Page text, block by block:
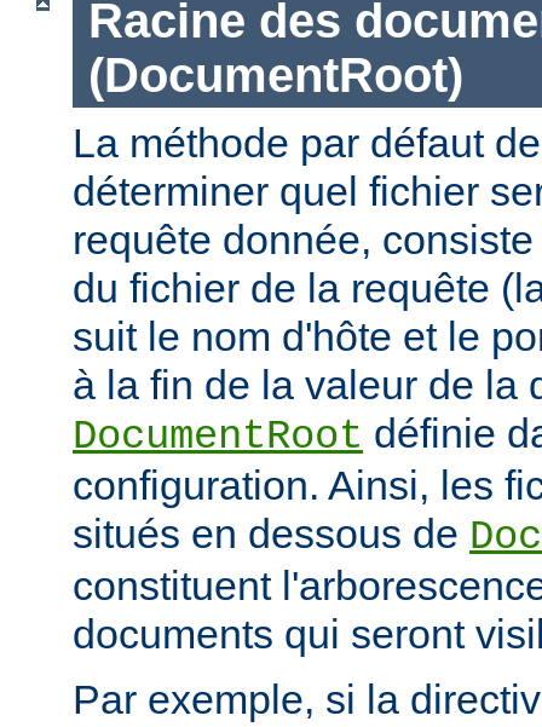
Racine des
(DocumentRoot)
La méthode par défaut
déterminer quel fichier
requête donnée,
du fichier de la requête
suit le nom d'hôte et le
à la fin de la valeur de la
DocumentRoot définie
configuration. Ainsi, les
situés en dessous de
constituent
documents qui seront
Par exemple, si la